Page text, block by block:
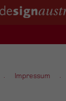
Impressum